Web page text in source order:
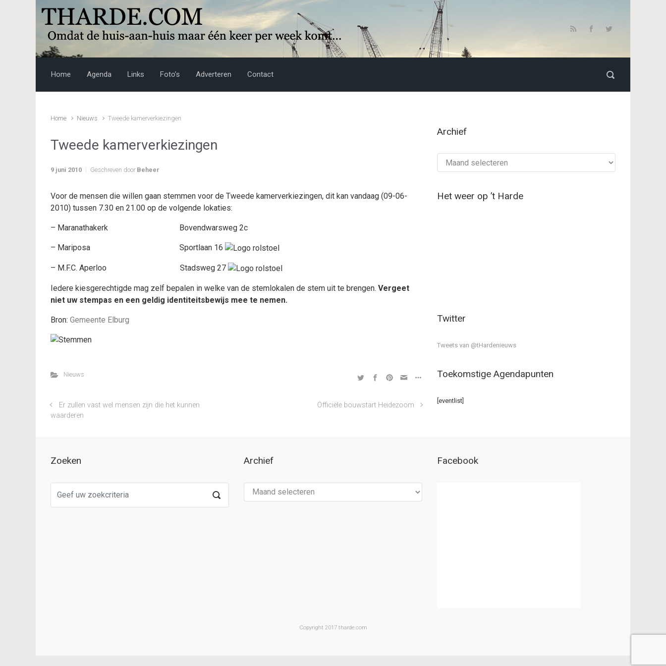
Skip to main content
Home Agenda Links Foto’s Adverteren Contact
Home Nieuws Tweede kamerverkiezingen
Tweede kamerverkiezingen
9 juni 2010 Geschreven door Beheer
Voor de mensen die willen gaan stemmen voor de Tweede kamerverkiezingen, dit kan vandaag (09-06-
2010) tussen 7.30 en 21.00 op de volgende lokaties:
– Maranathakerk Bovendwarsweg 2c
– Mariposa Sportlaan 16
– M.F.C. Aperloo Stadsweg 27
Iedere kiesgerechtigde mag zelf bepalen in welke van de stemlokalen de stem uit te brengen. Vergeet
niet uw stempas en een geldig identiteitsbewijs mee te nemen.
Bron: Gemeente Elburg
Nieuws
Er zullen vast wel mensen zijn die het kunnen
waarderen
Officiële bouwstart Heidezoom
Archief
Het weer op ’t Harde
Twitter
Tweets van @tHardenieuws
Toekomstige Agendapunten
[eventlist]
Zoeken Archief Facebook
Copyright 2017 tharde.com